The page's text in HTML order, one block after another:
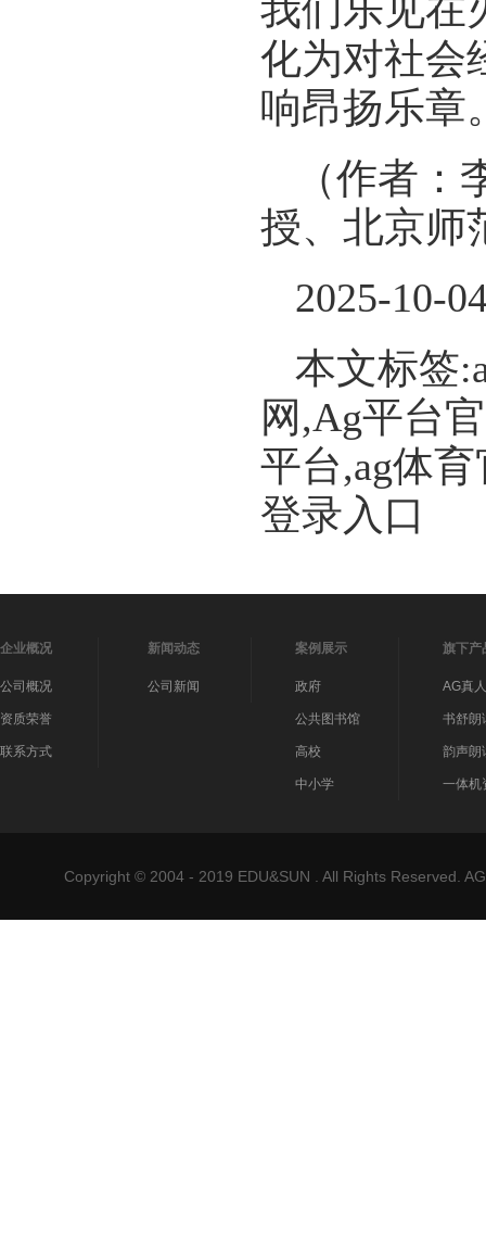
我们乐见在
化为对社会
响昂扬乐章
（作者
授、北京师
2025-10-
本文标签
网,Ag平台
平台,ag体
登录入口
企业概况
公司概况
资质荣誉
联系方式
新闻动态
公司新闻
案例展示
政府
公共图书馆
高校
中小学
旗下产
AG真
书舒朗
韵声朗
一体机
Copyright © 2004 - 2019 EDU&SUN . All Rights Reserved.